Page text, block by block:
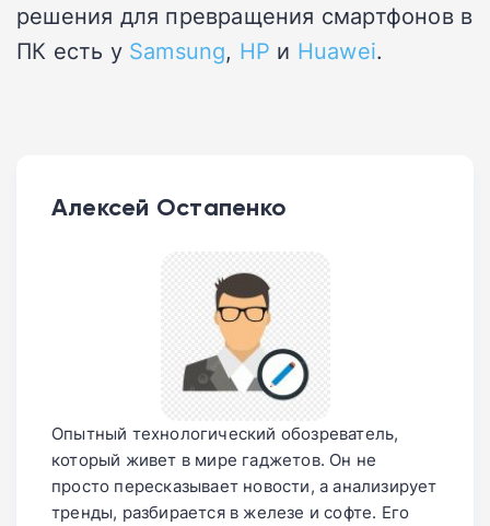
решения для превращения смартфонов в
ПК есть у Samsung, HP и Huawei.
Алексей Остапенко
Опытный технологический обозреватель,
который живет в мире гаджетов. Он не
просто пересказывает новости, а анализирует
тренды, разбирается в железе и софте. Его